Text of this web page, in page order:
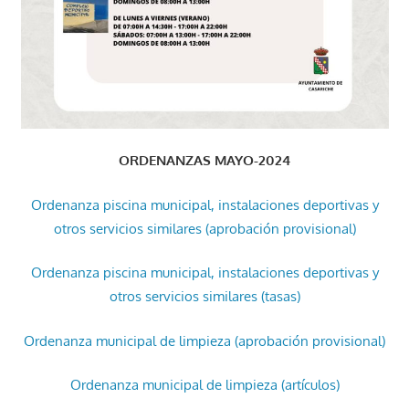
ORDENANZAS MAYO-2024
Ordenanza piscina municipal, instalaciones deportivas y
otros servicios similares (aprobación provisional)
Ordenanza piscina municipal, instalaciones deportivas y
otros servicios similares (tasas)
Ordenanza municipal de limpieza (aprobación provisional)
Ordenanza municipal de limpieza (artículos)